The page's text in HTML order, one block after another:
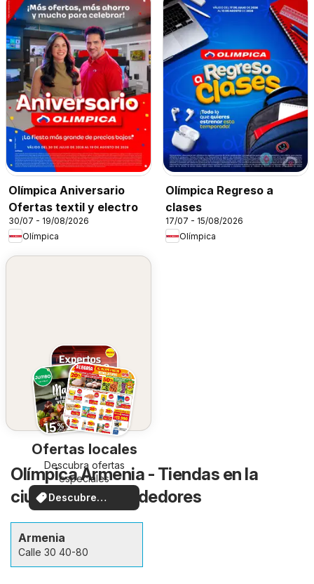
Olímpica Aniversario
Ofertas textil y electro
30/07 - 19/08/2026
Olímpica
Olímpica Regreso a
clases
17/07 - 15/08/2026
Olímpica
Ofertas locales
Descubra ofertas
especiales
Descubre
ofertas
Olímpica Armenia - Tiendas en la
ciudad y sus alrededores
Armenia
Calle 30 40-80